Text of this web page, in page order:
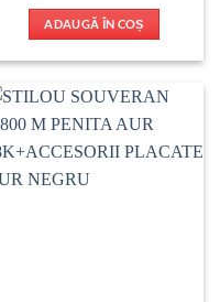
ADAUGĂ ÎN COȘ